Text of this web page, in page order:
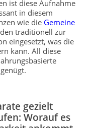
ist diese Aufnahme
in diesem
wie die Gemeine
traditionell zur
eingesetzt, was die
kann. All diese
gezielt
Worauf es